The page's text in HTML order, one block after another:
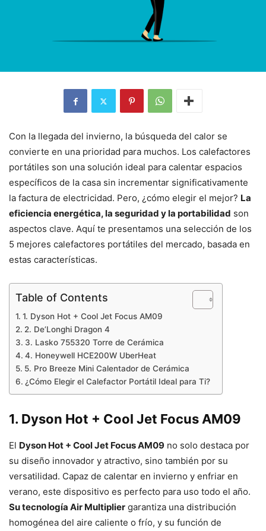
Con la llegada del invierno, la búsqueda del calor se
convierte en una prioridad para muchos. Los calefactores
portátiles son una solución ideal para calentar espacios
específicos de la casa sin incrementar significativamente
la factura de electricidad. Pero, ¿cómo elegir el mejor? La
eficiencia energética, la seguridad y la portabilidad son
aspectos clave. Aquí te presentamos una selección de los
5 mejores calefactores portátiles del mercado, basada en
estas características.
Table of Contents
1. Dyson Hot + Cool Jet Focus AM09
2. De’Longhi Dragon 4
3. Lasko 755320 Torre de Cerámica
4. Honeywell HCE200W UberHeat
5. Pro Breeze Mini Calentador de Cerámica
¿Cómo Elegir el Calefactor Portátil Ideal para Ti?
1. Dyson Hot + Cool Jet Focus AM09
El Dyson Hot + Cool Jet Focus AM09 no solo destaca por
su diseño innovador y atractivo, sino también por su
versatilidad. Capaz de calentar en invierno y enfriar en
verano, este dispositivo es perfecto para uso todo el año.
Su tecnología Air Multiplier garantiza una distribución
homogénea del aire caliente o frío, y su función de